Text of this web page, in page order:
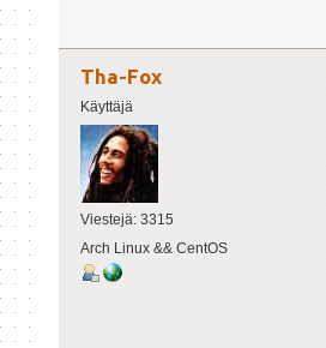
Tha-Fox
Käyttäjä
Viestejä: 3315
Arch Linux && CentOS